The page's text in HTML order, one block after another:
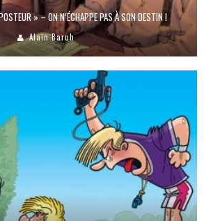
» – ON N’ÉCHAPPE PAS À SON DESTIN !
Alain Baruh